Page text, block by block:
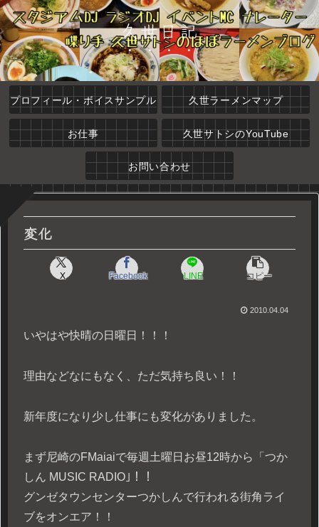
久世日記
プロフィール・ボイスサンプル 久世ラーメンマップ
お仕事 久世サトシのYouTube
お問い合わせ
変化
X Facebook LINE コピー
2010.04.04
いやはや快晴の日曜日！！！
理由などなにもなく、ただ気持ち良い！！
新年度になり少し仕事にも変化がありました。
まず尼崎のFMaiaiで毎週土曜日お昼12時から「つか
しん MUSIC RADIO｣！！
グンゼタウンセンターつかしんで行われる街角ライ
ブをオンエア！！